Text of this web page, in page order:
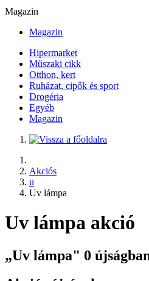
Magazin
Magazin
Hipermarket
Műszaki cikk
Otthon, kert
Ruházat, cipők és sport
Drogéria
Egyéb
Magazin
Akciós
u
Uv lámpa
Uv lámpa akció
„Uv lámpa" 0